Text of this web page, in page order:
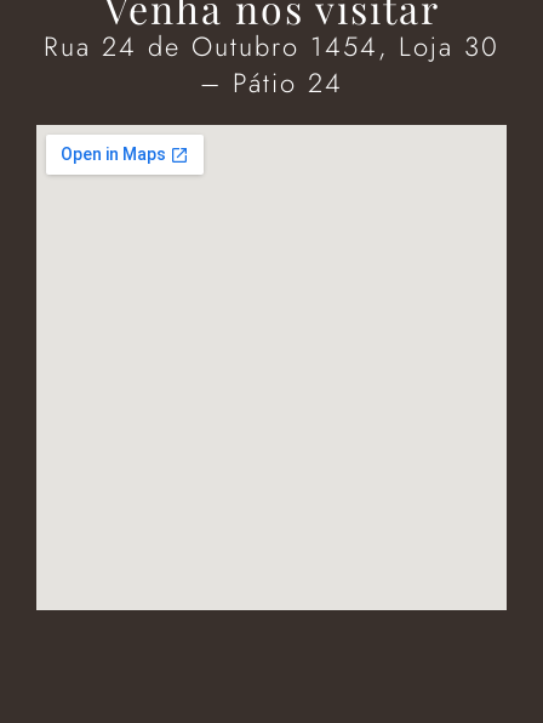
Rua 24 de Outubro 1454, Loja 30
– Pátio 24